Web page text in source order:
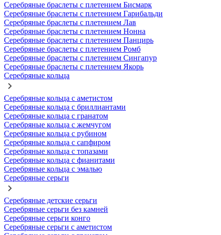
Серебряные браслеты с плетением Бисмарк
Серебряные браслеты с плетением Гарибальди
Серебряные браслеты с плетением Лав
Серебряные браслеты с плетением Нонна
Серебряные браслеты с плетением Панцирь
Серебряные браслеты с плетением Ромб
Серебряные браслеты с плетением Сингапур
Серебряные браслеты с плетением Якорь
Серебряные кольца
Серебряные кольца с аметистом
Серебряные кольца с бриллиантами
Серебряные кольца с гранатом
Серебряные кольца с жемчугом
Серебряные кольца с рубином
Серебряные кольца с сапфиром
Серебряные кольца с топазами
Серебряные кольца с фианитами
Серебряные кольца с эмалью
Серебряные серьги
Серебряные детские серьги
Серебряные серьги без камней
Серебряные серьги конго
Серебряные серьги с аметистом